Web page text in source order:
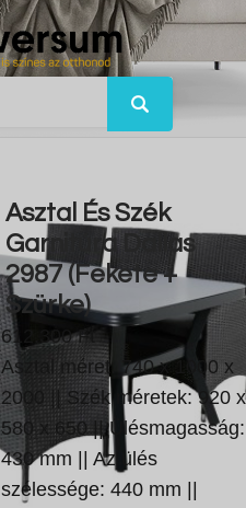
Asztal És Szék
Garnitúra Dallas
2987 (Fekete +
Szürke)
612.300 Ft
Asztal méret: 740 x 1000 x
2000 || Szék méretek: 920 x
580 x 650 || Ülésmagasság:
430 mm || Az ülés
szélessége: 440 mm ||